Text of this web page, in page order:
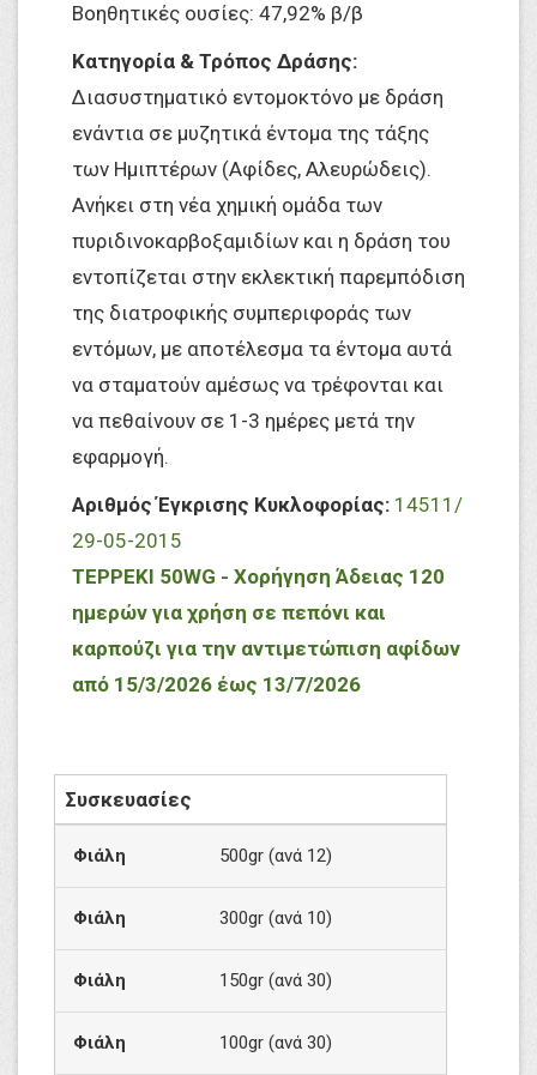
Βοηθητικές ουσίες: 47,92% β/β
Κατηγορία & Τρόπος Δράσης:
Διασυστηματικό εντομοκτόνο με δράση
ενάντια σε μυζητικά έντομα της τάξης
των Ημιπτέρων (Αφίδες, Αλευρώδεις).
Ανήκει στη νέα χημική ομάδα των
πυριδινοκαρβοξαμιδίων και η δράση του
εντοπίζεται στην εκλεκτική παρεμπόδιση
της διατροφικής συμπεριφοράς των
εντόμων, με αποτέλεσμα τα έντομα αυτά
να σταματούν αμέσως να τρέφονται και
να πεθαίνουν σε 1-3 ημέρες μετά την
εφαρμογή.
Αριθμός Έγκρισης Κυκλοφορίας: 14511/
29-05-2015
TEPPEKI 50WG - Χορήγηση Άδειας 120
ημερών για χρήση σε πεπόνι και
καρπούζι για την αντιμετώπιση αφίδων
από 15/3/2026 έως 13/7/2026
Συσκευασίες
Φιάλη 500gr (ανά 12)
Φιάλη 300gr (ανά 10)
Φιάλη 150gr (ανά 30)
Φιάλη 100gr (ανά 30)